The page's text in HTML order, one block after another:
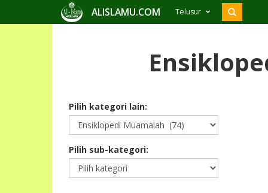
ALISLAMU.COM Telusur
Pilih kategori lain:
Pilih sub-kategori: